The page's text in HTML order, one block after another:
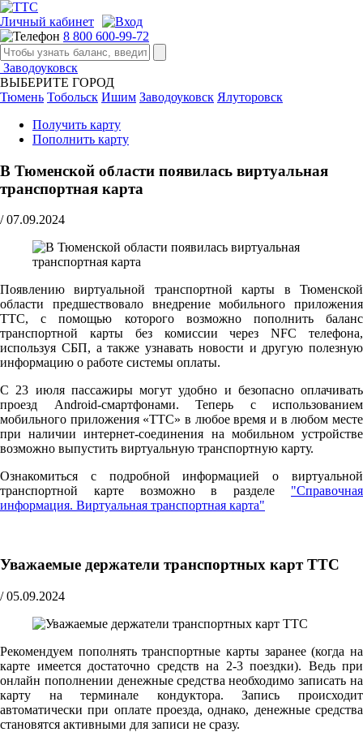
Личный кабинет
8 800 600-99-72
Заводоуковск
ВЫБЕРИТЕ ГОРОД
Тюмень Тобольск Ишим Заводоуковск Ялуторовск
Получить карту
Пополнить карту
В Тюменской области появилась виртуальная
транспортная карта
/ 07.09.2024
Появлению виртуальной транспортной карты в Тюменской
области предшествовало внедрение мобильного приложения
ТТС, с помощью которого возможно пополнить баланс
транспортной карты без комиссии через NFC телефона,
используя СБП, а также узнавать новости и другую полезную
информацию о работе системы оплаты.
С 23 июля пассажиры могут удобно и безопасно оплачивать
проезд Android-смартфонами. Теперь с использованием
мобильного приложения «ТТС» в любое время и в любом месте
при наличии интернет-соединения на мобильном устройстве
возможно выпустить виртуальную транспортную карту.
Ознакомиться с подробной информацией о виртуальной
транспортной карте возможно в разделе "Справочная
информация. Виртуальная транспортная карта"
Уважаемые держатели транспортных карт ТТС
/ 05.09.2024
Рекомендуем пополнять транспортные карты заранее (когда на
карте имеется достаточно средств на 2-3 поездки). Ведь при
онлайн пополнении денежные средства необходимо записать на
карту на терминале кондуктора. Запись происходит
автоматически при оплате проезда, однако, денежные средства
становятся активными для записи не сразу.